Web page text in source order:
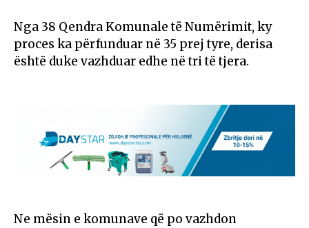
Nga 38 Qendra Komunale të Numërimit, ky
proces ka përfunduar në 35 prej tyre, derisa
është duke vazhduar edhe në tri të tjera.
Ne mësin e komunave që po vazhdon